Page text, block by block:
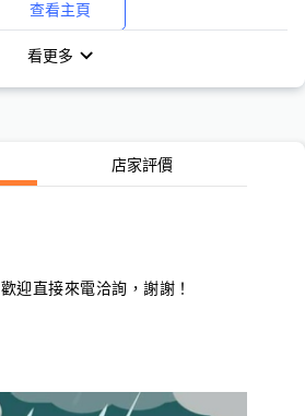
查看主頁
看更多
店家評價
迎直接來電洽詢，謝謝！